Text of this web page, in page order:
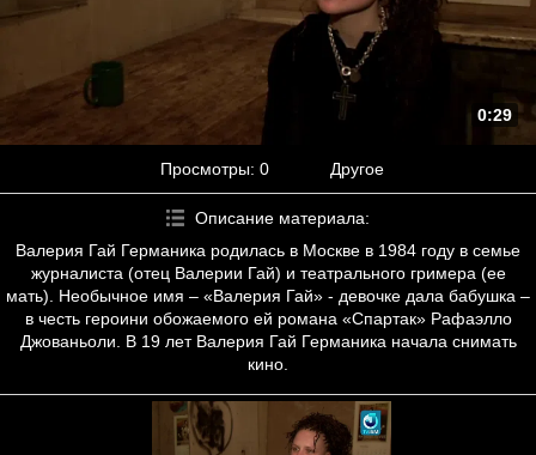
0:29
Просмотры: 0 Другое
Описание материала:
Валерия Гай Германика родилась в Москве в 1984 году в семье
журналиста (отец Валерии Гай) и театрального гримера (ее
мать). Необычное имя – «Валерия Гай» - девочке дала бабушка –
в честь героини обожаемого ей романа «Спартак» Рафаэлло
Джованьоли. В 19 лет Валерия Гай Германика начала снимать
кино.